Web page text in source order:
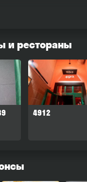
человек
фуршета, и многое другое.
и рестораны
4912